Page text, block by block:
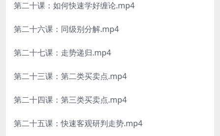
第二十课：如何快速学好缠论.mp4
第二十六课：同级别分解.mp4
第二十七课：走势递归.mp4
第二十三课：第二类买卖点.mp4
第二十四课：第三类买卖点.mp4
第二十五课：快速客观研判走势.mp4